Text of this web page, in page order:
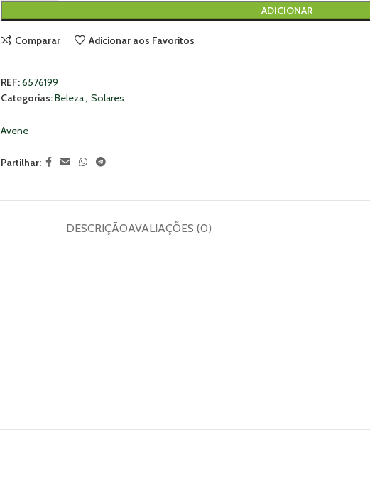
ADICIONAR
Comparar Adicionar aos Favoritos
REF:6576199
Categorias:Beleza, Solares
Avene
Partilhar:
DESCRIÇÃOAVALIAÇÕES (0)